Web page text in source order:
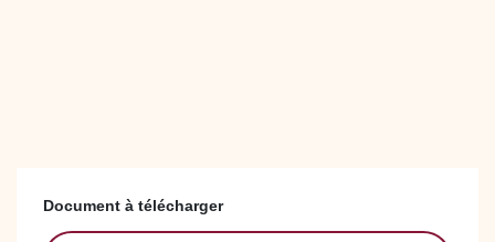
Document à télécharger